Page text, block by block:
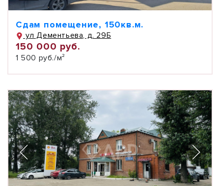
Сдам помещение, 150кв.м.
ул Дементьева, д. 29Б
150 000 руб.
1 500 руб./м²